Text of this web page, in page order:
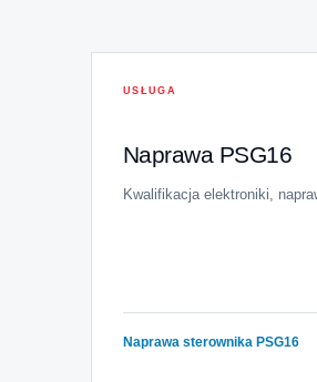
USŁUGA
Naprawa PSG16
Kwalifikacja elektroniki,
Naprawa sterownika PSG16